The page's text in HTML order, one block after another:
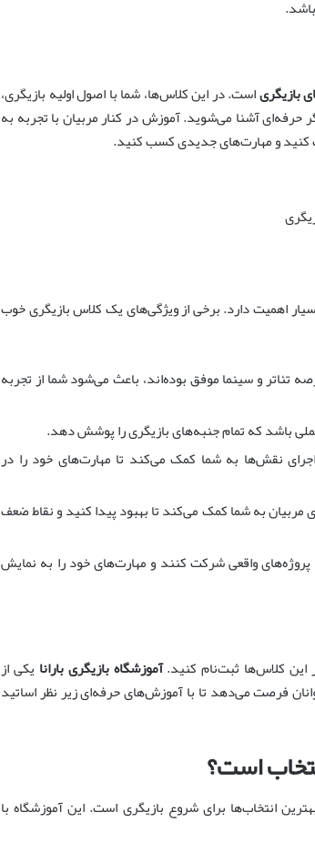
بازیگریاست. در این کلاس‌ها، شما با اصول اولیه بازیگری،
آشنا می‌شوید. آموزش در کنار مربیان با تجربه به
کنید و مهارت‌های جدیدی کسب کنید.
اهمیت دارد. برخی از ویژگی‌های یک کلاس بازیگری خوب
تئاتر و سینما موفق بوده‌اند، باعث می‌شود شما از تجربه
باشد که تمام جنبه‌های بازیگری را پوشش دهد.
نقش‌ها به شما کمک می‌کند تا مهارت‌های خود را در
مربیان به شما کمک می‌کند تا بهبود پیدا کنید و نقاط ضعف
واقعی شرکت کنند و مهارت‌های خود را به نمایش
این کلاس‌ها ثبت‌نام کنید.آموزشگاه بازیگری بارانا یکی از
فرصت می‌دهد تا با آموزش‌های حرفه‌ای زیر نظر اساتید
است؟
انتخاب‌ها برای شروع بازیگری است. این آموزشگاه با